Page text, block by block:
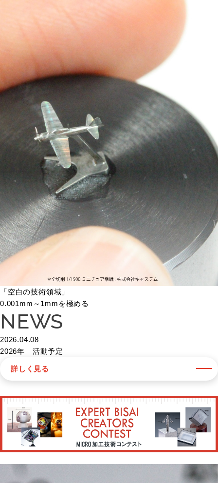
「空白の技術領域」
0.001mm～1mmを極める
NEWS
2026.04.08
2026年 活動予定
詳しく見る